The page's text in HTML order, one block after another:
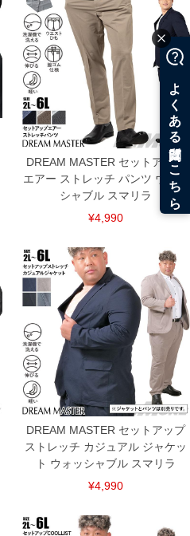
DREAM MASTER セットアップ
エアー ストレッチ パンツ ウォッ
シャブル スマリラ
¥4,990
DREAM MASTER セットアップ
ストレッチ カジュアル ジャケッ
ト ウォッシャブル スマリラ
¥4,990